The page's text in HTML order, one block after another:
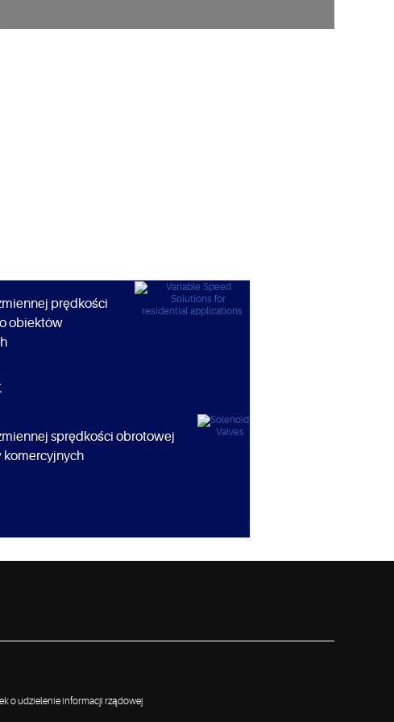
prędkości
obiektów
sprędkości obrotowej
o udzielenie informacji rządowej